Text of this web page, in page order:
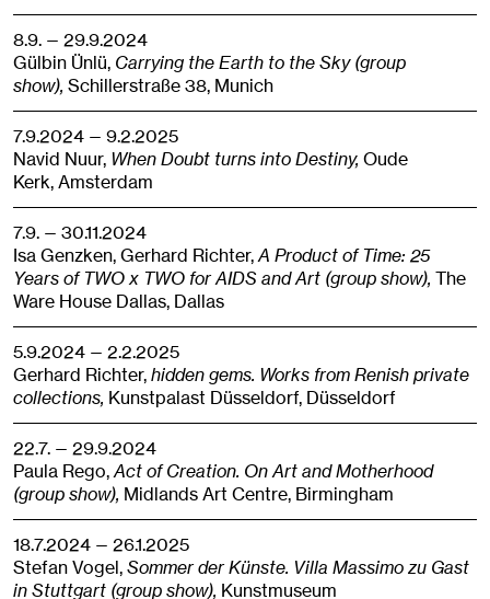
8.9. — 29.9.2024
Gülbin Ünlü, Carrying the Earth to the Sky (group
show), Schillerstraße 38, Munich
7.9.2024 — 9.2.2025
Navid Nuur, When Doubt turns into Destiny, Oude
Kerk,Amsterdam
7.9. — 30.11.2024
Isa Genzken, Gerhard Richter,A Product of Time: 25
Years of TWO x TWO for AIDS and Art (group show), The
Ware House Dallas, Dallas
5.9.2024 — 2.2.2025
Gerhard Richter,hidden gems. Works from Renish private
collections, Kunstpalast Düsseldorf, Düsseldorf
22.7. — 29.9.2024
Paula Rego,Act of Creation. On Art and Motherhood
(group show), Midlands Art Centre, Birmingham
18.7.2024 — 26.1.2025
Stefan Vogel,Sommer der Künste. Villa Massimo zu Gast
in Stuttgart (group show), Kunstmuseum